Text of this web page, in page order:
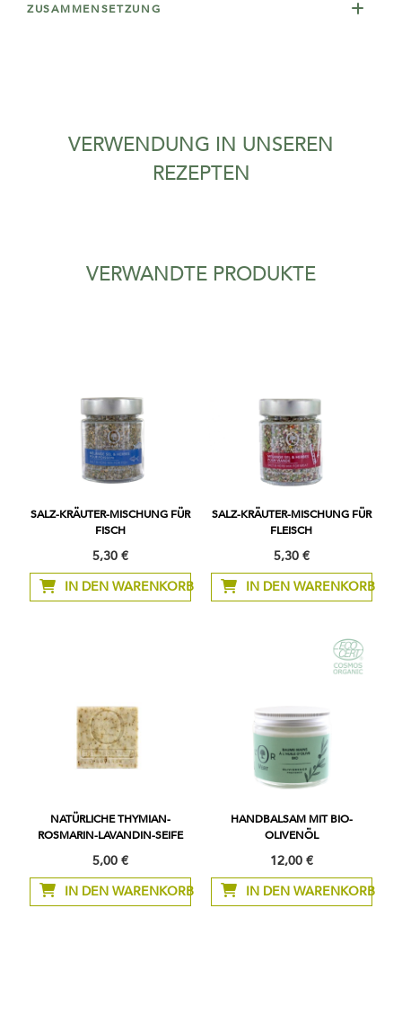
ZUSAMMENSETZUNG
VERWENDUNG IN UNSEREN
REZEPTEN
VERWANDTE PRODUKTE
SALZ-KRÄUTER-MISCHUNG FÜR
FISCH
5,30 €
IN DEN WARENKORB
SALZ-KRÄUTER-MISCHUNG FÜR
FLEISCH
5,30 €
IN DEN WARENKORB
NATÜRLICHE THYMIAN-
ROSMARIN-LAVANDIN-SEIFE
5,00 €
IN DEN WARENKORB
HANDBALSAM MIT BIO-
OLIVENÖL
12,00 €
IN DEN WARENKORB